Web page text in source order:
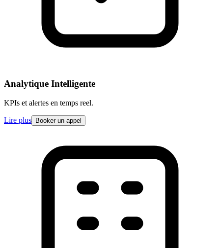
Analytique Intelligente
KPIs et alertes en temps reel.
Lire plus Booker un appel